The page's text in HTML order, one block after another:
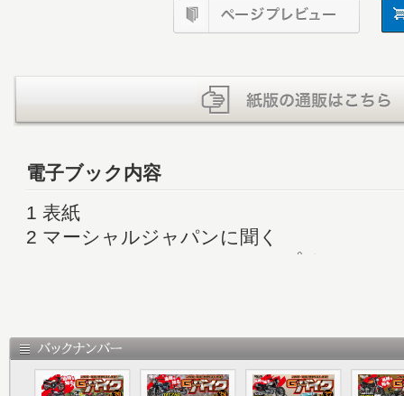
電子ブック内容
1 表紙
2 マーシャルジャパンに聞く
6 JB POWER BITO R＆Dコンプリートマ
18 東京 小川ファミリーバイク人生
22 新しい形を常に提案してくれる!! PMC
26 ゼロハンRZ50にTZR250エンジンを搭